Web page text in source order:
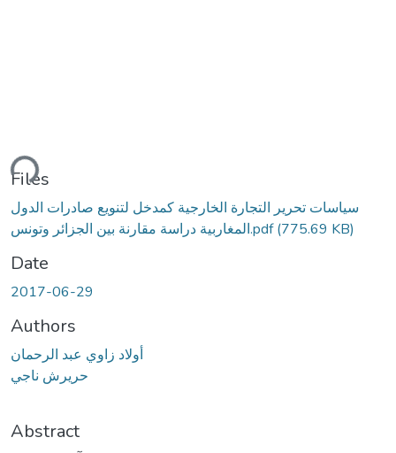
Files
سياسات تحرير التجارة الخارجية كمدخل لتنويع صادرات الدول
المغاربية دراسة مقارنة بين الجزائر وتونس.pdf(775.69 KB)
Date
2017-06-29
Authors
أولاد زاوي عبد الرحمان
حريرش ناجي
Abstract